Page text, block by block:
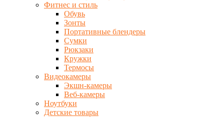
Фитнес и стиль
Обувь
Зонты
Портативные блендеры
Сумки
Рюкзаки
Кружки
Термосы
Видеокамеры
Экшн-камеры
Веб-камеры
Ноутбуки
Детские товары